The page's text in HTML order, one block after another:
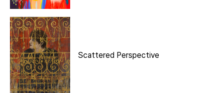
Scattered Perspective